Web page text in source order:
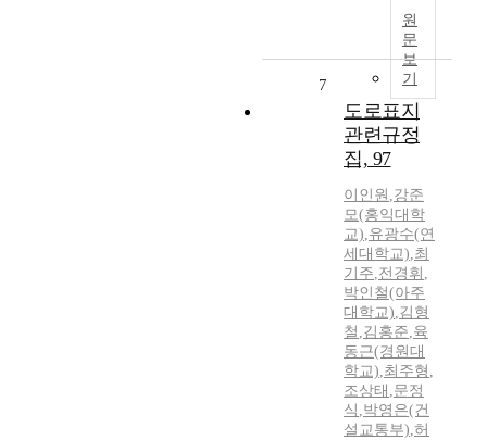
원
문
보
기
7
도로표지
관련규정
집, 97
이인원 ,강준
모(홍익대학
교),유광수(연
세대학교),최
기주,전경휘 ,
박인철(아주
대학교),김형
철 ,김홍준,육
동근(경원대
학교),최주형 ,
조상태 ,문정
식 ,박영은(건
설교통부),허